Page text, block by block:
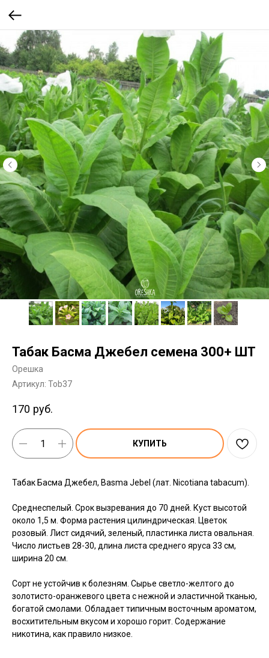
Табак Басма Джебел семена 300+ ШТ
Орешка
Артикул: Tob37
170 руб.
КУПИТЬ
Табак Басма Джебел, Basma Jebel (лат. Nicotiana tabacum).
Среднеспелый. Срок вызревания до 70 дней. Куст высотой
около 1,5 м. Форма растения цилиндрическая. Цветок
розовый. Лист сидячий, зеленый, пластинка листа овальная.
Число листьев 28-30, длина листа среднего яруса 33 см,
ширина 20 см.
Сорт не устойчив к болезням. Сырье светло-желтого до
золотисто-оранжевого цвета с нежной и эластичной тканью,
богатой смолами. Обладает типичным восточным ароматом,
восхитительным вкусом и хорошо горит. Содержание
никотина, как правило низкое.